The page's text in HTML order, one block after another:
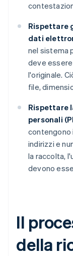
Rispettare
dati
nel sistema
deve
l'originale.
file,
Rispettare
personali
contengono
indirizzi e
la raccolta,
devono
Il
della